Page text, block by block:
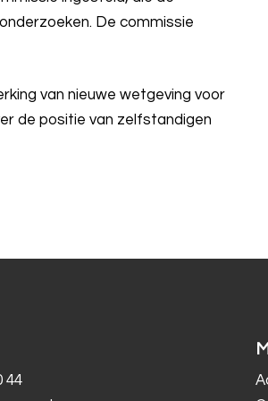
De commissie
van nieuwe wetgeving voor
de positie van zelfstandigen
44